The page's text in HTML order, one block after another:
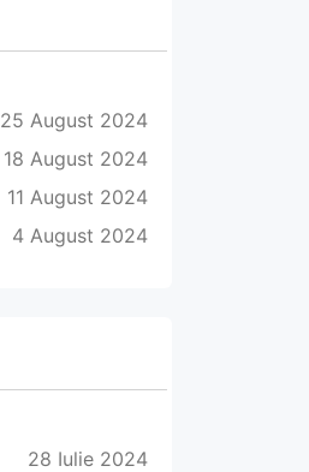
25 August 2024
18 August 2024
11 August 2024
4 August 2024
28 Iulie 2024